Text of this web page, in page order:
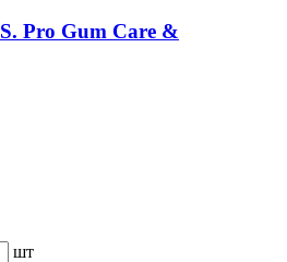
Pro Gum Care &
шт